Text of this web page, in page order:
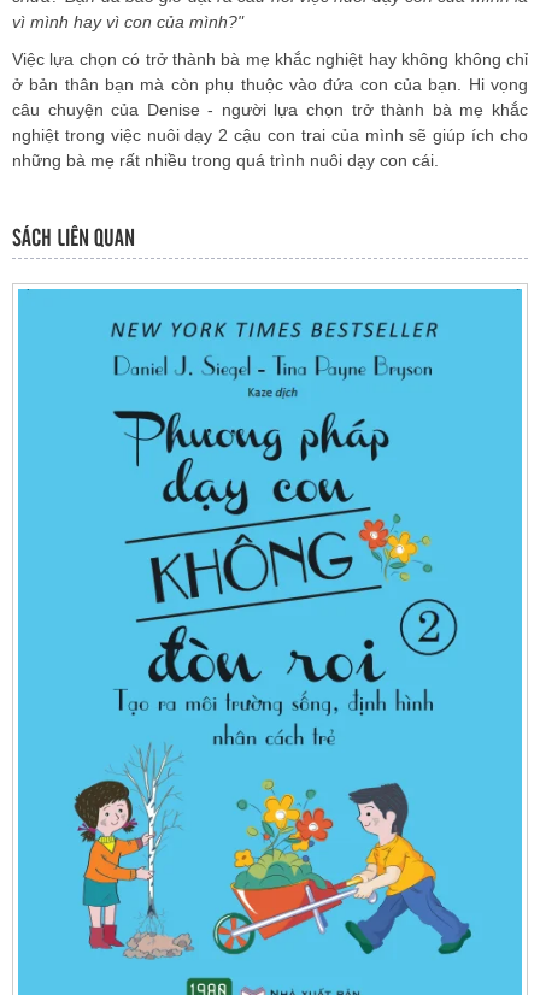
vì mình hay vì con của mình?"
Việc lựa chọn có trở thành bà mẹ khắc nghiệt hay không không chỉ
ở bản thân bạn mà còn phụ thuộc vào đứa con của bạn. Hi vọng
câu chuyện của Denise - người lựa chọn trở thành bà mẹ khắc
nghiệt trong việc nuôi dạy 2 cậu con trai của mình sẽ giúp ích cho
những bà mẹ rất nhiều trong quá trình nuôi dạy con cái.
SÁCH LIÊN QUAN